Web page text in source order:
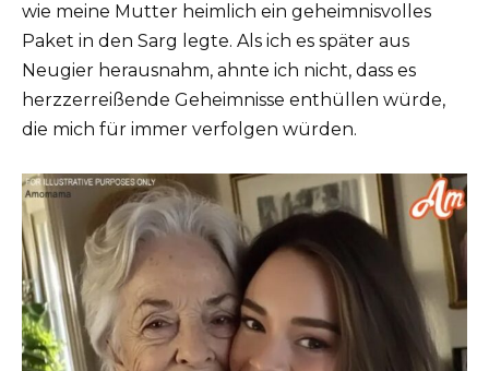
wie meine Mutter heimlich ein geheimnisvolles
Paket in den Sarg legte. Als ich es später aus
Neugier herausnahm, ahnte ich nicht, dass es
herzzerreißende Geheimnisse enthüllen würde,
die mich für immer verfolgen würden.